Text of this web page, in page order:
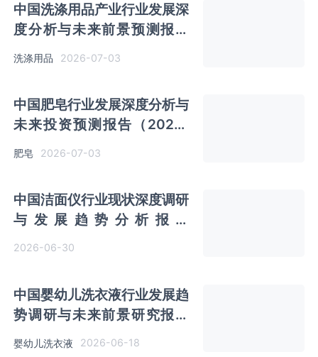
中国洗涤用品产业行业发展深
度分析与未来前景预测报告
（2026-2033年）
洗涤用品 2026-07-03
中国肥皂行业发展深度分析与
未来投资预测报告（2026-
肥皂 2026-07-03
中国洁面仪行业现状深度调研
与发展趋势分析报告
（2026-2033年）
2026-06-30
中国婴幼儿洗衣液行业发展趋
势调研与未来前景研究报告
婴幼儿洗衣液 2026-06-18